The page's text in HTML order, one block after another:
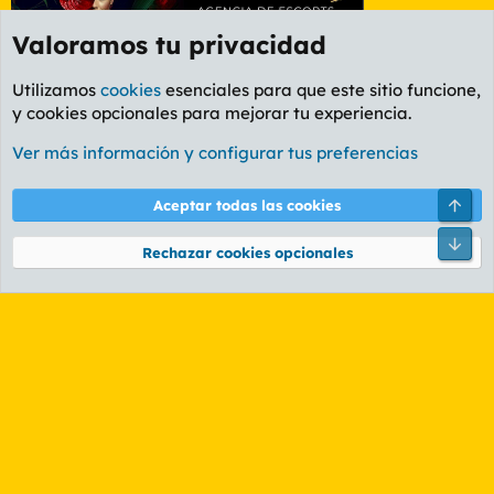
Foro Informática y Videojuegos
Cookies
PL OLDSTYLE AMARILLO
Términos y reglas Política de privacidad Ayuda
Community platform by XenForo® © 2010-2026 XenForo Ltd.
Valoramos tu privacidad
Utilizamos cookies esenciales para que este sitio funcione,
y cookies opcionales para mejorar tu experiencia.
Ver más información y configurar tus preferencias
Aceptar todas las cookies
Rechazar cookies opcionales
Pie